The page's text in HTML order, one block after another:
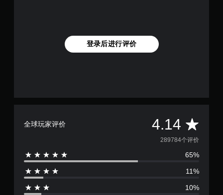
登录后进行评价
全球玩家评价 4.14 平
均
评
价
289784个评价
65%
11%
10%